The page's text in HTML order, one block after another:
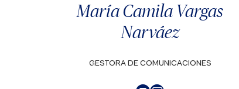
María Camila Vargas
Narváez
GESTORA DE COMUNICACIONES